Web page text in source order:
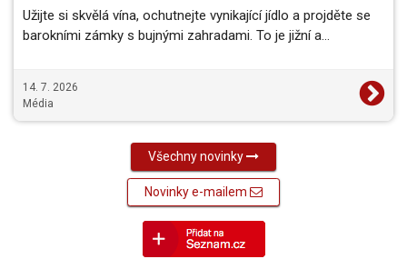
Užijte si skvělá vína, ochutnejte vynikající jídlo a projděte se
barokními zámky s bujnými zahradami. To je jižní a…
14. 7. 2026
Média
Všechny novinky
Novinky e-mailem